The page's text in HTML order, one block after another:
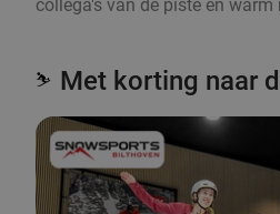
collega's van de piste en
⛷️ Met korting naar